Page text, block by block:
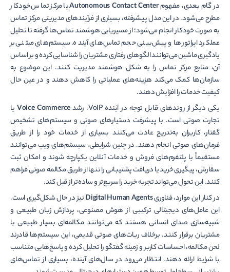
در گام بعدی، مفهومAutonomous Contact Centerیا مرکز تماس خودکار
مطرح می‌شود. در این مدل پیشرفته، بسیاری از فرآیندهای مدیریتی مرکز تماس
به صورت خودکار انجام می‌شود؛ از مسیریابی هوشمند تماس‌ها گرفته تا تحلیل
عملکرد اپراتورها و پیش‌بینی حجم تماس‌های آینده. سیستم‌های مبتنی بر
یادگیری ماشین می‌توانند الگوهای رفتاری مشتریان را شناسایی کرده و بر اساس
آن، منابع مرکز تماس را به شکل هوشمند مدیریت کنند. این موضوع به
سازمان‌ها کمک می‌کند هزینه‌های عملیاتی را کاهش دهند و در عین حال
کیفیت خدمات را افزایش دهند.
یکی دیگر از روندهای قابل توجه در آینده VoIP، رشد
Voice Commerce یا
تجارت صوتی است. با پیشرفت دستیارهای صوتی و سیستم‌های تشخیص
گفتار، کاربران به‌تدریج عادت می‌کنند بسیاری از خدمات خود را از طریق
فرمان‌های صوتی انجام دهند. در چنین شرایطی، سیستم‌های ویپ می‌توانند
مستقیماً با پلتفرم‌های فروش و خدمات آنلاین یکپارچه شوند و امکان ثبت
سفارش، پیگیری خرید یا دریافت پشتیبانی را تنها از طریق مکالمه صوتی فراهم
کنند. این تحول می‌تواند تجربه خرید را سریع‌تر و ساده‌تر از قبل کند.
در کنار این موارد، فناوریDigital Human Agentsنیز در حال شکل‌گیری است.
این عامل‌های دیجیتالی ترکیبی از هوش مصنوعی، پردازش زبان طبیعی و
شبیه‌سازی صدای انسانی هستند که می‌توانند مکالمه‌ای بسیار طبیعی با
مشتریان برقرار کنند. برخلاف ربات‌های صوتی قدیمی، این سیستم‌ها قادرند
لحن مکالمه، احساسات کاربر و زمینه گفتگو را تحلیل کرده و پاسخ‌هایی متناسب
با شرایط ارائه دهند. انتظار می‌رود در سال‌های آینده، بسیاری از تماس‌های